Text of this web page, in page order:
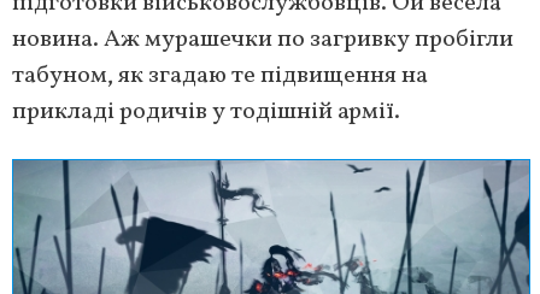
новина. Аж мурашечки по загривку пробігли
табуном, як згадаю те підвищення на
прикладі родичів у тодішній армії.